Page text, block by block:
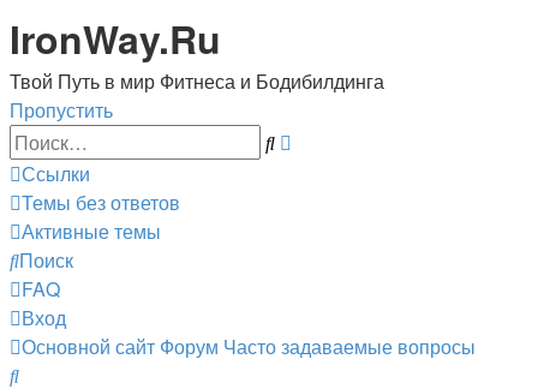
IronWay.Ru
Твой Путь в мир Фитнеса и Бодибилдинга
Пропустить
Поиск
Ссылки
Темы без ответов
Активные темы
Поиск
FAQ
Вход
Основной сайт Форум Часто задаваемые вопросы
Поиск